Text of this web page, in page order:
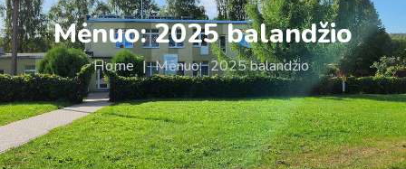
Mėnuo:2025 balandžio
Home | Mėnuo: 2025 balandžio